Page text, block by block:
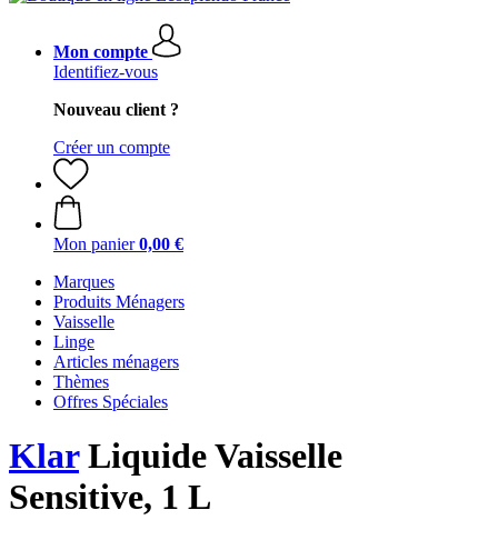
Mon compte
Identifiez-vous
Nouveau client ?
Créer un compte
Mon panier 0,00 €
Marques
Produits Ménagers
Vaisselle
Linge
Articles ménagers
Thèmes
Offres Spéciales
KlarLiquide Vaisselle
Sensitive, 1 L